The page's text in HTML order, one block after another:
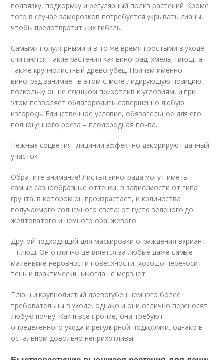
подвязку, подкормку и регулярный полив растений. Кроме
того в случае заморозков потребуется укрывать лианы,
чтобы предотвратить их гибель.
Самыми популярными и в то же время простыми в уходе
считаются такие растения как виноград, хмель, плющ, а
также крупнолистный древогубец. Причем именно
виноград занимает в этом списке лидирующую позицию,
поскольку он не слишком прихотлив к условиям, и при
этом позволяет облагородить совершенно любую
изгородь. Единственное условие, обязательное для его
полноценного роста – плодородная почва.
Нежные соцветия глицинии эффектно декорируют дачный
участок
Обратите внимание! Листья винограда могут иметь
самые разнообразные оттенки, в зависимости от типа
грунта, в котором он произрастает, и количества
получаемого солнечного света: от густо зеленого до
желтоватого и немного оранжевого.
Другой подходящий для маскировки ограждения вариант
– плющ. Он отлично цепляется за любые даже самые
маленькие неровности поверхности, хорошо переносит
тень и практически никогда не мерзнет.
Плющ и крупнолистый древогубец немного более
требовательны в уходе, однако и они отлично переносят
любую почву. Как и все прочие, они требуют
определенного ухода и регулярной подкормки, однако в
остальном довольно неприхотливы.